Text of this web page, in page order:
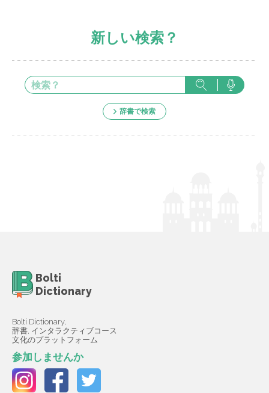
新しい検索？
辞書で検索
Bolti
Dictionary
Bolti Dictionary,
辞書, インタラクティブコース
文化のプラットフォーム
参加しませんか